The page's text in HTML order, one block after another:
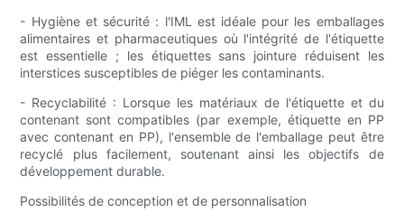
- Hygiène et sécurité : l'IML est idéale pour les emballages
alimentaires et pharmaceutiques où l'intégrité de l'étiquette
est essentielle ; les étiquettes sans jointure réduisent les
interstices susceptibles de piéger les contaminants.
- Recyclabilité : Lorsque les matériaux de l'étiquette et du
contenant sont compatibles (par exemple, étiquette en PP
avec contenant en PP), l'ensemble de l'emballage peut être
recyclé plus facilement, soutenant ainsi les objectifs de
développement durable.
Possibilités de conception et de personnalisation